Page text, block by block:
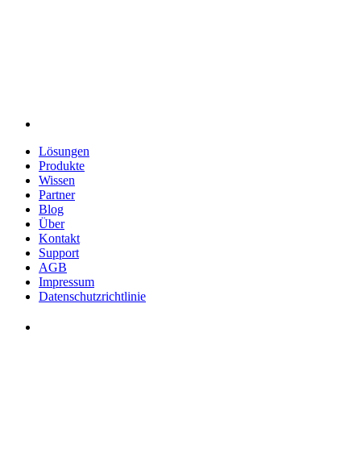
Lösungen
Produkte
Wissen
Partner
Blog
Über
Kontakt
Support
AGB
Impressum
Datenschutzrichtlinie